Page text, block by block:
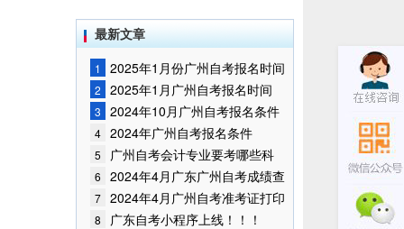
最新文章
1
2025年1月份广州自考报名时间
已公布！
2 2025年1月广州自考报名时间
3
2024年10月广州自考报名条件
已公布!
4 2024年广州自考报名条件
5
广州自考会计专业要考哪些科
目?
6
2024年4月广东广州自考成绩查
询时间已确定
7 2024年4月广州自考准考证打印
时间
8 广东自考小程序上线！！！